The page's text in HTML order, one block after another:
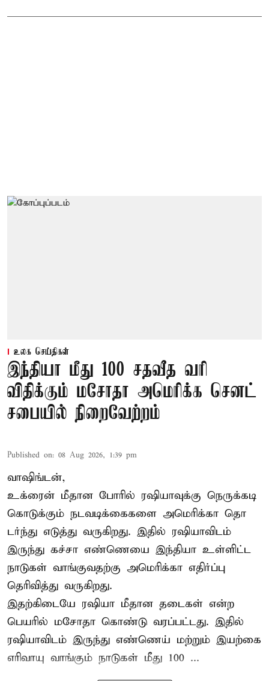
உலக செய்திகள்
இந்தியா மீது 100 சதவீத வரி
விதிக்கும் மசோதா அமெரிக்க செனட்
சபையில் நிறைவேற்றம்
Published on: 08 Aug 2026, 1:39 pm
வாஷிங்டன்,
உக்ரைன் மீதான போரில் ரஷியாவுக்கு நெருக்கடி
கொடுக்கும் நடவடிக்கைகளை அமெரிக்கா தொ
டர்ந்து எடுத்து வருகிறது. இதில் ரஷியாவிடம்
இருந்து கச்சா எண்ணெயை இந்தியா உள்ளிட்ட
நாடுகள் வாங்குவதற்கு அமெரிக்கா எதிர்ப்பு
தெரிவித்து வருகிறது.
இதற்கிடையே ரஷியா மீதான தடைகள் என்ற
பெயரில் மசோதா கொண்டு வரப்பட்டது. இதில்
ரஷியாவிடம் இருந்து எண்ணெய் மற்றும் இயற்கை
எரிவாயு வாங்கும் நாடுகள் மீது 100 ...